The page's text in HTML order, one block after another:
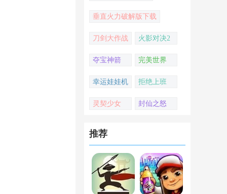
垂直火力破解版下载
刀剑大作战 火影对决2
夺宝神箭 完美世界
幸运娃娃机 拒绝上班
灵契少女 封仙之怒
推荐